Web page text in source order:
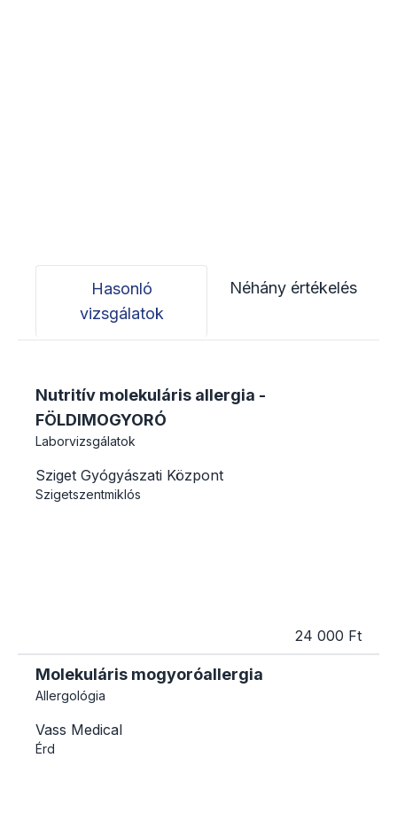
Hasonló
vizsgálatok
Néhány értékelés
Nutritív molekuláris allergia -
FÖLDIMOGYORÓ
Laborvizsgálatok
Sziget Gyógyászati Központ
Szigetszentmiklós
24 000 Ft
Molekuláris mogyoróallergia
Allergológia
Vass Medical
Érd